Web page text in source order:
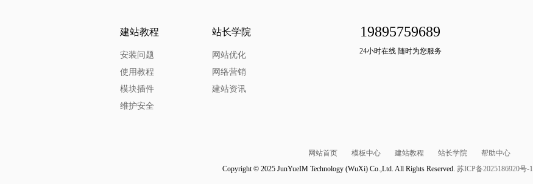
建站教程
安装问题
使用教程
模块插件
维护安全
站长学院
网站优化
网络营销
建站资讯
19895759689
24小时在线 随时为您服务
网站首页 模板中心 建站教程 站长学院
帮助中心
Copyright © 2025 JunYueIM Technology (WuXi) Co.,Ltd. All Rights Reserved. 苏ICP备2025186920号-1